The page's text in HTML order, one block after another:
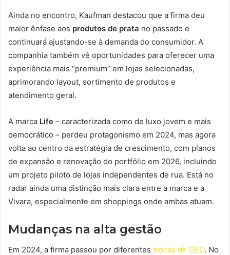
Ainda no encontro, Kaufman destacou que a firma deu
maior ênfase aos produtos de prata no passado e
continuará ajustando-se à demanda do consumidor. A
companhia também vê oportunidades para oferecer uma
experiência mais “premium” em lojas selecionadas,
aprimorando layout, sortimento de produtos e
atendimento geral.
A marca Life – caracterizada como de luxo jovem e mais
democrático – perdeu protagonismo em 2024, mas agora
volta ao centro da estratégia de crescimento, com planos
de expansão e renovação do portfólio em 2026, incluindo
um projeto piloto de lojas independentes de rua. Está no
radar ainda uma distinção mais clara entre a marca e a
Vivara, especialmente em shoppings onde ambas atuam.
Mudanças na alta gestão
Em 2024, a firma passou por diferentes trocas de CEO. No